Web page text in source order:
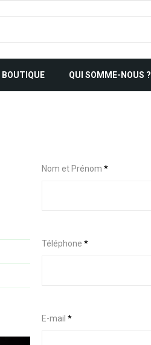
BOUTIQUE QUI SOMME-NOUS ?
o
o
Nom et Prénom *
Téléphone *
E-mail *